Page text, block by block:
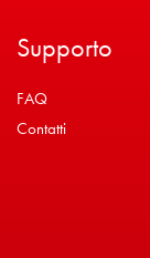
Supporto
FAQ
Contatti